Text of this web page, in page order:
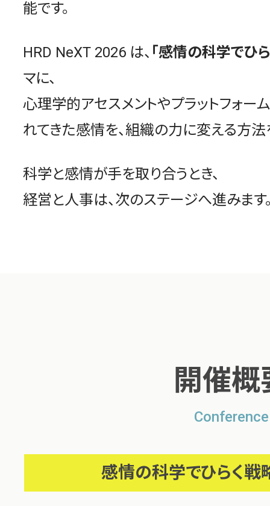
能です。
HRD NeXT 2026 は、 「感情の科学でひ
マに、
心理学的アセスメントやプラットフォー
れてきた感情を、組織の力に変える方法
科学と感情が手を取り合うとき、
経営と人事は、次のステージへ進みます
開催概
Conference
感情の科学でひらく戦